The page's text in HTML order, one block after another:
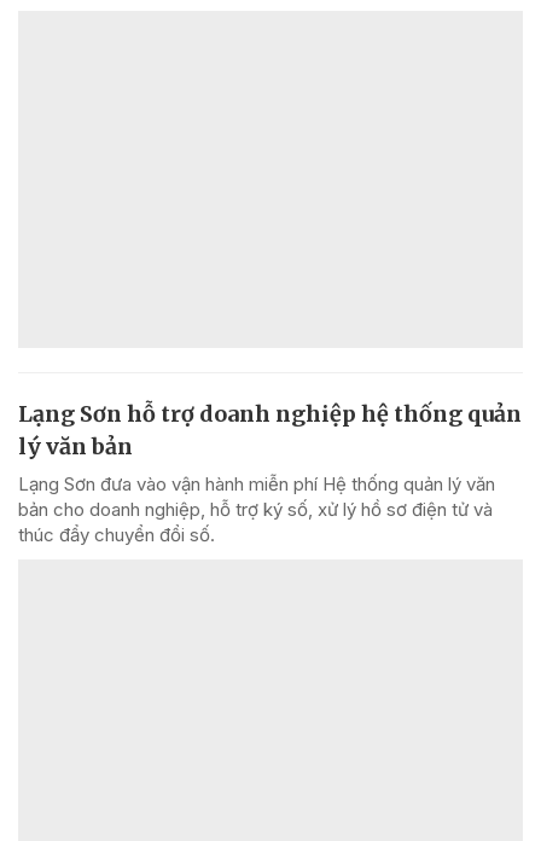
Lạng Sơn hỗ trợ doanh nghiệp hệ thống quản
lý văn bản
Lạng Sơn đưa vào vận hành miễn phí Hệ thống quản lý văn
bản cho doanh nghiệp, hỗ trợ ký số, xử lý hồ sơ điện tử và
thúc đẩy chuyển đổi số.